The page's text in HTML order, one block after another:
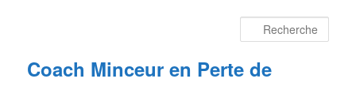
Coach Minceur en Perte de